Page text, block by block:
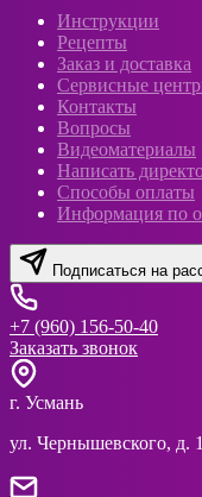
Инструкции
Рецепты
Заказ и доставка
Сервисные
Контакты
Вопросы
Видеоматериалы
Написать
Способы оплаты
Информация по
Подписаться на
+7 (960) 156-50-40
Заказать звонок
г. Усмань
ул. Чернышевского, д.